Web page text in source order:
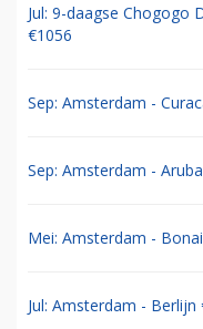
Jul: 9-daagse Chogogo
€1056
Sep: Amsterdam -
Sep: Amsterdam -
Mei: Amsterdam -
Jul: Amsterdam - Berlijn